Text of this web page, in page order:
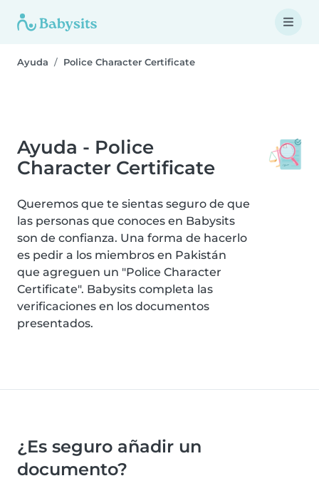
Ayuda Police Character Certificate
Ayuda - Police
Character Certificate
Queremos que te sientas seguro de que
las personas que conoces en Babysits
son de confianza. Una forma de hacerlo
es pedir a los miembros en Pakistán
que agreguen un "Police Character
Certificate". Babysits completa las
verificaciones en los documentos
presentados.
¿Es seguro añadir un
documento?